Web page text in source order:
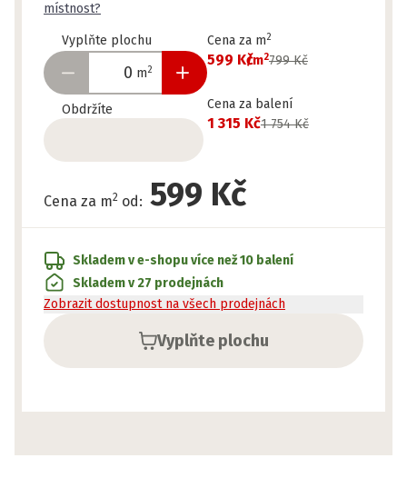
místnost?
Vyplňte plochu
m2
Obdržíte
Cena za m2
599 Kč
/m2799 Kč
Cena za balení
1 315 Kč1 754 Kč
Cena za m2 od: 599 Kč
Vyplňte plochu
Skladem v e-shopuvíce než 10 balení
Skladem v 27 prodejnách
Zobrazit dostupnost na všech prodejnách